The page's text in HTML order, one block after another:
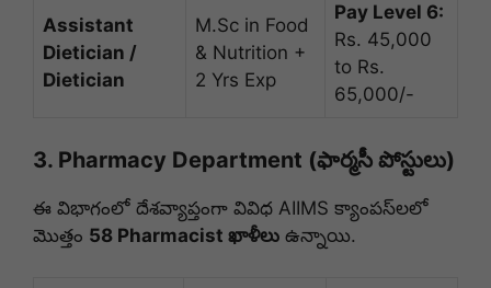
Assistant
Dietician /
Dietician
M.Sc in Food
& Nutrition +
2 Yrs Exp
Pay Level 6:
Rs. 45,000
to Rs.
65,000/-
3. Pharmacy Department (ఫార్మసీ పోస్టులు)
ఈ విభాగంలో దేశవ్యాప్తంగా వివిధ AIIMS క్యాంపస్‌లలో
మొత్తం 58 Pharmacist ఖాళీలు ఉన్నాయి.